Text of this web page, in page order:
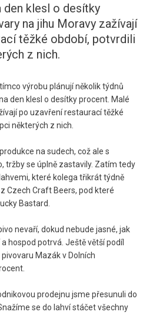
den klesl o desítky
na jihu Moravy zažívají
těžké období, potvrdili
z nich.
výrobu plánují několik týdnů
den klesl o desítky procent. Malé
po uzavření restaurací těžké
některých z nich.
na sudech, což ale s
tržby se úplně zastavily. Zatím tedy
které kolega třikrát týdně
Czech Craft Beers, pod které
Bastard.
nevaří, dokud nebude jasné, jak
hospod potrvá. Ještě větší podíl
Mazák v Dolních
prodejnu jsme přesunuli do
se do lahví stáčet všechny